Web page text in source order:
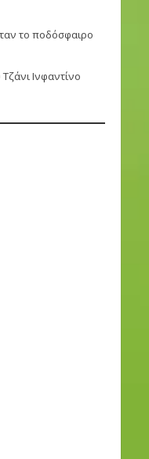
το ποδόσφαιρο
Ινφαντίνο